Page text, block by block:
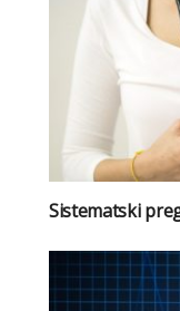
Sistematski